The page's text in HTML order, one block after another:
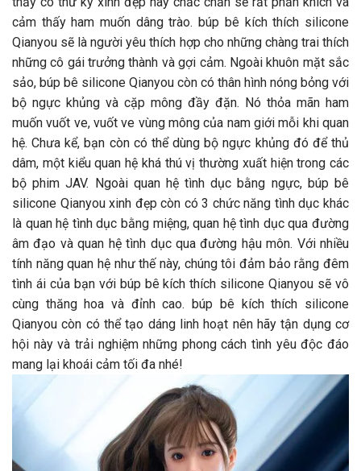
cảm thấy ham muốn dâng trào. búp bê kích thích silicone
Qianyou sẽ là người yêu thích hợp cho những chàng trai thích
những cô gái trưởng thành và gợi cảm. Ngoài khuôn mặt sắc
sảo, búp bê silicone Qianyou còn có thân hình nóng bỏng với
bộ ngực khủng và cặp mông đầy đặn. Nó thỏa mãn ham
muốn vuốt ve, vuốt ve vùng mông của nam giới mỗi khi quan
hệ. Chưa kể, bạn còn có thể dùng bộ ngực khủng đó để thủ
dâm, một kiểu quan hệ khá thú vị thường xuất hiện trong các
bộ phim JAV. Ngoài quan hệ tình dục bằng ngực, búp bê
silicone Qianyou xinh đẹp còn có 3 chức năng tình dục khác
là quan hệ tình dục bằng miệng, quan hệ tình dục qua đường
âm đạo và quan hệ tình dục qua đường hậu môn. Với nhiều
tính năng quan hệ như thế này, chúng tôi đảm bảo rằng đêm
tình ái của bạn với búp bê kích thích silicone Qianyou sẽ vô
cùng thăng hoa và đỉnh cao. búp bê kích thích silicone
Qianyou còn có thể tạo dáng linh hoạt nên hãy tận dụng cơ
hội này và trải nghiệm những phong cách tình yêu độc đáo
mang lại khoái cảm tối đa nhé!